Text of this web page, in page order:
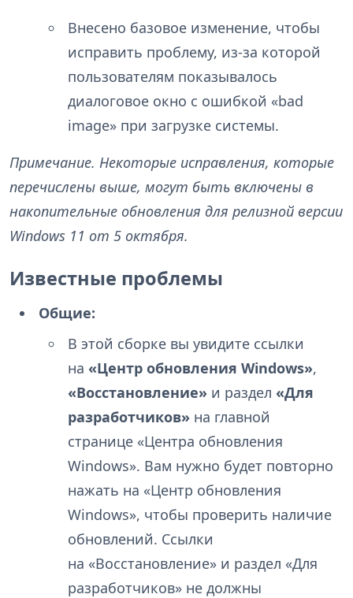
Внесено базовое изменение, чтобы
исправить проблему, из-за которой
пользователям показывалось
диалоговое окно с ошибкой «bad
image» при загрузке системы.
Примечание. Некоторые исправления, которые
перечислены выше, могут быть включены в
накопительные обновления для релизной версии
Windows 11 от 5 октября.
Известные проблемы
Общие:
В этой сборке вы увидите ссылки
на «Центр обновления Windows»,
«Восстановление»и раздел «Для
разработчиков»на главной
странице «Центра обновления
Windows». Вам нужно будет повторно
нажать на «Центр обновления
Windows», чтобы проверить наличие
обновлений. Ссылки
на «Восстановление» и раздел «Для
разработчиков» не должны